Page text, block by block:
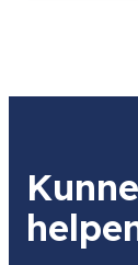
Product
591969
Item
591969
Adres